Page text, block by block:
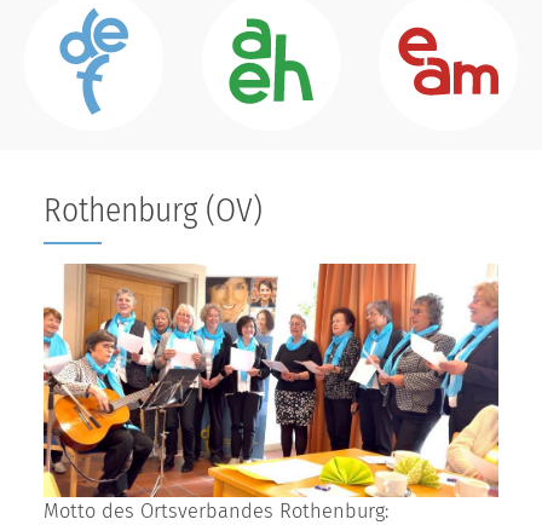
Rothenburg (OV)
Motto des Ortsverbandes Rothenburg: